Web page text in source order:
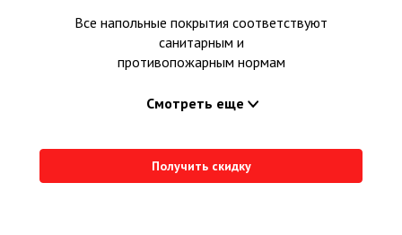
Все напольные покрытия соответствуют
санитарным и
противопожарным нормам
Смотреть еще
Получить скидку